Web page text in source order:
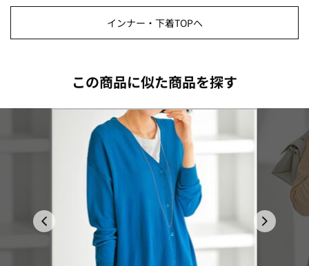
インナー・下着TOPへ
この商品に似た商品を探す